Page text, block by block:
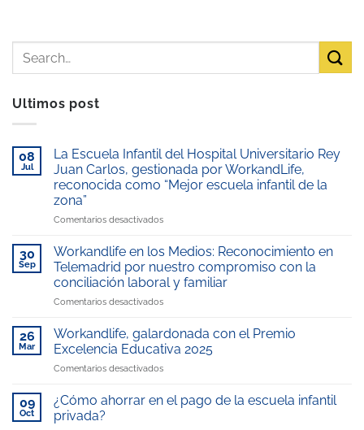
Ultimos post
08
Jul
La Escuela Infantil del Hospital Universitario Rey
Juan Carlos, gestionada por WorkandLife,
reconocida como “Mejor escuela infantil de la
zona”
Comentarios desactivadosen
Escuela
Infantil
del
Hospital
Universitario
Juan
Carlos,
gestionada
por
reconocida
como
30
Sep
Workandlife en los Medios: Reconocimiento en
Telemadrid por nuestro compromiso con la
conciliación laboral y familiar
Comentarios desactivadosen
en
los
Medios:
Reconocimiento
Telemadrid
26
Mar
Workandlife, galardonada con el Premio
Excelencia Educativa 2025
Comentarios desactivadosen
galardonada
con
09
Oct
¿Cómo ahorrar en el pago de la escuela infantil
privada?